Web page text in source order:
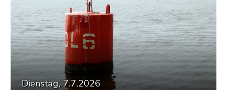
Dienstag, 7.7.2026